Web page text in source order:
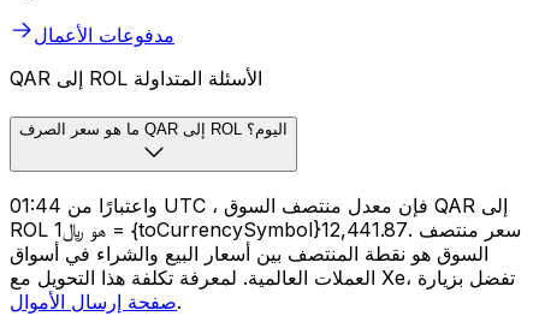
مدفوعات الأعمال
QAR إلى ROL الأسئلة المتداولة
ما هو سعر الصرف QAR إلى ROL اليوم؟
واعتبارًا من 01:44 UTC ، فإن معدل منتصف السوق QAR إلى
ROL هو ﷼1 = {toCurrencySymbol}12,441.87. سعر منتصف
السوق هو نقطة المنتصف بين أسعار البيع والشراء في أسواق
العملات العالمية. لمعرفة تكلفة هذا التحويل مع Xe، تفضل بزيارة
صفحة إرسال الأموال.